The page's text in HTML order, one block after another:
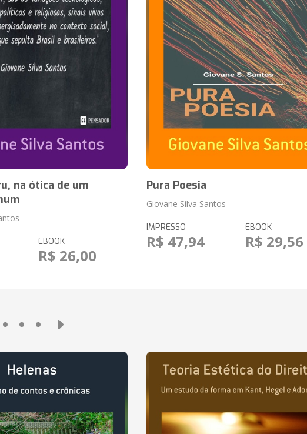
na ótica de um
EBOOK
R$ 26,00
Pura Poesia
Giovane Silva Santos
IMPRESSO
R$ 47,94
EBOOK
R$ 29,56